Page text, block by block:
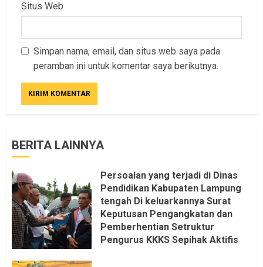
Situs Web
Simpan nama, email, dan situs web saya pada
peramban ini untuk komentar saya berikutnya.
BERITA LAINNYA
Persoalan yang terjadi di Dinas
Pendidikan Kabupaten Lampung
tengah Di keluarkannya Surat
Keputusan Pengangkatan dan
Pemberhentian Setruktur
Pengurus KKKS Sepihak Aktifis